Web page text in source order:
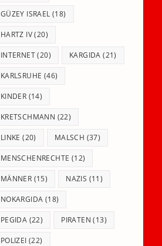
GÜZEY ISRAEL (18)
HARTZ IV(20)
INTERNET(20) KARGIDA (21)
KARLSRUHE (46)
KINDER (14)
KRETSCHMANN (22)
LINKE (20) MALSCH (37)
MENSCHENRECHTE (12)
MÄNNER (15) NAZIS (11)
NOKARGIDA (18)
PEGIDA (22) PIRATEN (13)
POLIZEI (22)